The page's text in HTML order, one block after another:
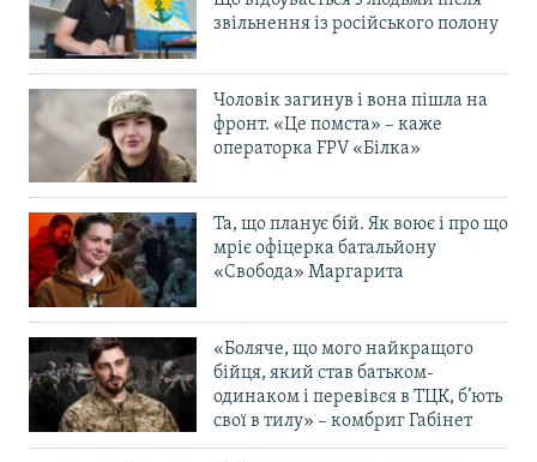
звільнення із російського полону
Чоловік загинув і вона пішла на
фронт. «Це помста» – каже
операторка FPV «Білка»
Та, що планує бій. Як воює і про що
мріє офіцерка батальйону
«Свобода» Маргарита
«Боляче, що мого найкращого
бійця, який став батьком-
одинаком і перевівся в ТЦК, б’ють
свої в тилу» – комбриг Габінет